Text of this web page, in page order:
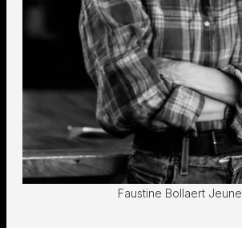
Faustine Bollaert Jeune